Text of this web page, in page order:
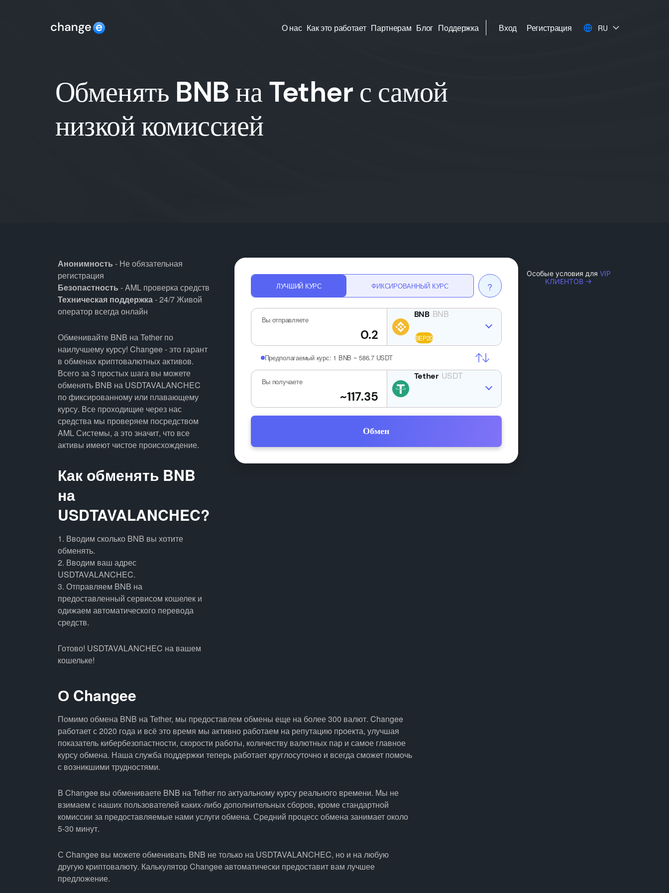
О нас Как это работает Партнерам Блог Поддержка Вход Регистрация RU
Обменять BNB на Tether с самой
низкой комиссией
Анонимность - Не обязательная
регистрация
Безопастность - AML проверка средств
Техническая поддержка- 24/7 Живой
оператор всегда онлайн
Обменивайте BNB на Tether по
наилучшему курсу! Changee - это гарант
в обменах криптовалютных активов.
Всего за 3 простых шага вы можете
обменять BNB на USDTAVALANCHEC
по фиксированному или плавающему
курсу. Все проходищие через нас
средства мы проверяем посредством
AML Системы, а это значит, что все
активы имеют чистое происхождение.
Как обменять BNB
на
USDTAVALANCHEC?
1. Вводим сколько BNB вы хотите
обменять.
2. Вводим ваш адрес
USDTAVALANCHEC.
3. Отправляем BNB на
предоставленный сервисом кошелек и
одижаем автоматического перевода
средств.
Готово! USDTAVALANCHEC на вашем
кошельке!
ЛУЧШИЙ КУРС ФИКСИРОВАННЫЙ КУРС ?
Вы отправляете
BNB
Предполагаемый курс: 1 BNB ~ 586.7 USDT
Вы получаете
USDT
Обмен
Особые условия для VIP
КЛИЕНТОВ →
О Changee
Помимо обмена BNB на Tether, мы предоставлем обмены еще на более 300 валют. Changee
работает с 2020 года и всё это время мы активно работаем на репутацию проекта, улучшая
показатель кибербезопастности, скорости работы, количеству валютных пар и самое главное
курсу обмена. Наша служба поддержки теперь работает круглосуточно и всегда сможет помочь
с возникшими трудностями.
В Changee вы обмениваете BNB на Tether по актуальному курсу реального времени. Мы не
взимаем с наших пользователей каких-либо дополнительных сборов, кроме стандартной
комиссии за предоставляемые нами услуги обмена. Средний процесс обмена занимает около
5-30 минут.
С Changee вы можете обменивать BNB не только на USDTAVALANCHEC, но и на любую
другую криптовалюту. Калькулятор Changee автоматически предоставит вам лучшее
предложение.